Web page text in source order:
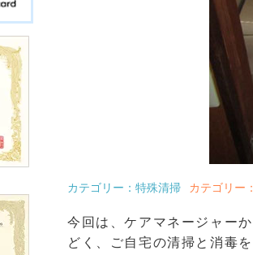
カテゴリー：特殊清掃 カテゴリー
今回は、ケアマネージャー
どく、ご自宅の清掃と消毒